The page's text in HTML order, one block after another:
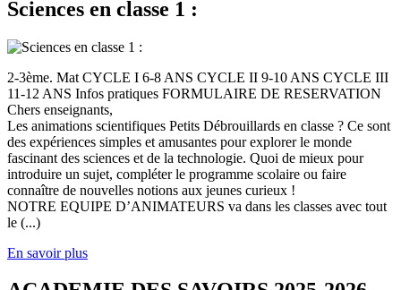
Sciences en classe 1 :
2-3ème. Mat CYCLE I 6-8 ANS CYCLE II 9-10 ANS CYCLE III
11-12 ANS Infos pratiques FORMULAIRE DE RESERVATION
Chers enseignants,
Les animations scientifiques Petits Débrouillards en classe ? Ce sont
des expériences simples et amusantes pour explorer le monde
fascinant des sciences et de la technologie. Quoi de mieux pour
introduire un sujet, compléter le programme scolaire ou faire
connaître de nouvelles notions aux jeunes curieux !
NOTRE EQUIPE D’ANIMATEURS va dans les classes avec tout
le (...)
En savoir plus